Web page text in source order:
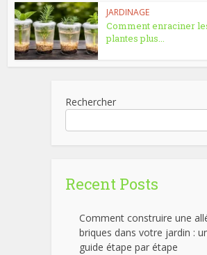
JARDINAGE
Comment enraciner
plantes plus...
Rechercher
Recent Posts
Comment construire une
briques dans votre jardin :
guide étape par étape